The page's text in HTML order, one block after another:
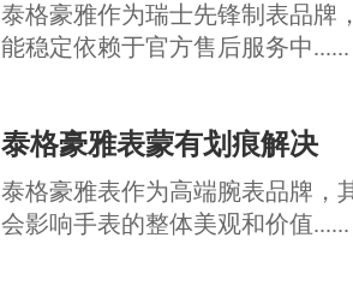
泰格豪雅作为瑞士先锋制表品牌
能稳定依赖于官方售后服务中......
泰格豪雅表蒙有划痕解决
泰格豪雅表作为高端腕表品牌，
会影响手表的整体美观和价值......